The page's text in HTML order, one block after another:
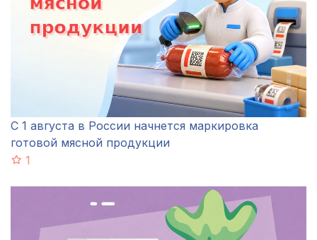
С 1 августа в России начнется маркировка
готовой мясной продукции
1